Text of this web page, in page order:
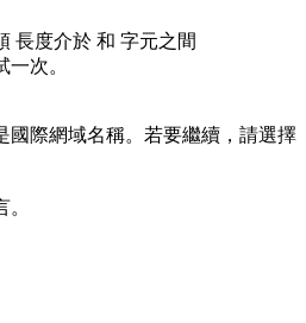
長度介於 和 字元之間
次。
國際網域名稱。若要繼續，請選擇